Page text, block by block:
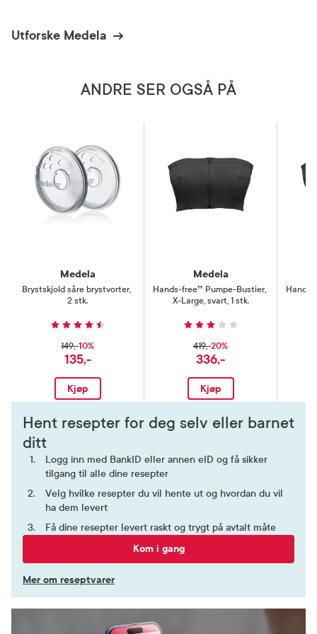
Utforske Medela
ANDRE SER OGSÅ PÅ
Medela
Brystskjold såre brystvorter,
2 stk.
149,-10%
135,-
Kjøp
Medela
Hands-free™ Pumpe-Bustier,
X-Large, svart, 1 stk.
419,-20%
336,-
Kjøp
Hent resepter for deg selv eller barnet
ditt
Logg inn med BankID eller annen eID og få sikker
tilgang til alle dine resepter
Velg hvilke resepter du vil hente ut og hvordan du vil
ha dem levert
Få dine resepter levert raskt og trygt på avtalt måte
Kom i gang
Mer om reseptvarer